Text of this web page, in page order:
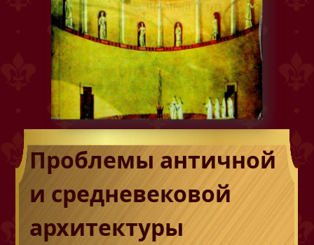
Проблемы античной
и средневековой
архитектуры